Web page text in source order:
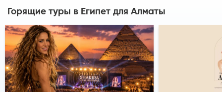
Горящие туры в Египет для Алматы